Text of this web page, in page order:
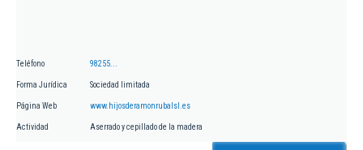
Teléfono 98255...
Forma Jurídica Sociedad limitada
Página Web www.hijosderamonrubalsl.es
Actividad Aserrado y cepillado de la madera